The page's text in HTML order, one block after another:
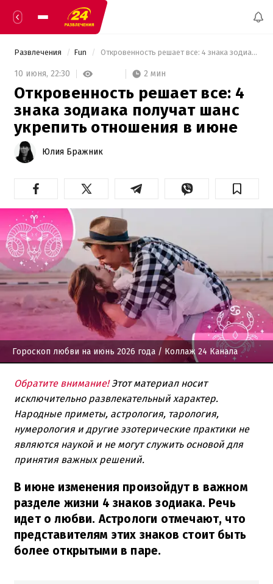
Развлечения Fun Откровенность решает все: 4 знака зодиака получат шанс укрепить отношения в июне
10 июня, 22:30 2 мин
Откровенность решает все: 4
знака зодиака получат шанс
укрепить отношения в июне
Юлия Бражник
Гороскоп любви на июнь 2026 года / Коллаж 24 Канала
Обратите внимание!Этот материал носит
исключительно развлекательный характер.
Народные приметы, астрология, тарология,
нумерология и другие эзотерические практики не
являются наукой и не могут служить основой для
принятия важных решений.
В июне изменения произойдут в важном
разделе жизни 4 знаков зодиака. Речь
идет о любви. Астрологи отмечают, что
представителям этих знаков стоит быть
более открытыми в паре.